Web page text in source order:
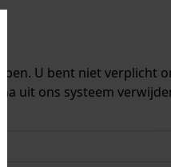
U bent niet verplicht
uit ons systeem